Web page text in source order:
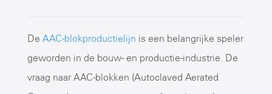
De AAC-blokproductielijn is een belangrijke speler
geworden in de bouw- en productie-industrie. De
vraag naar AAC-blokken (Autoclaved Aerated